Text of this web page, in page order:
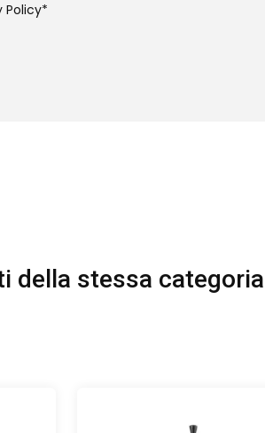
Policy*
della stessa categoria